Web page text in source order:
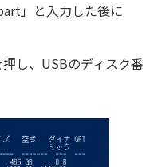
」と入力した後に
し、USBのディスク番